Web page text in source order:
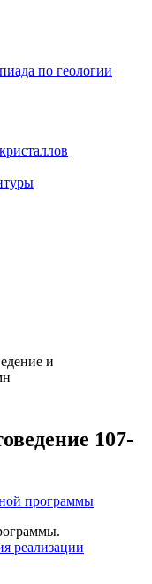
по геологии
и
107-
программы
реализации